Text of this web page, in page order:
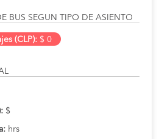
BUS SEGUN TIPO DE ASIENTO
(CLP): $ 0
$
hrs